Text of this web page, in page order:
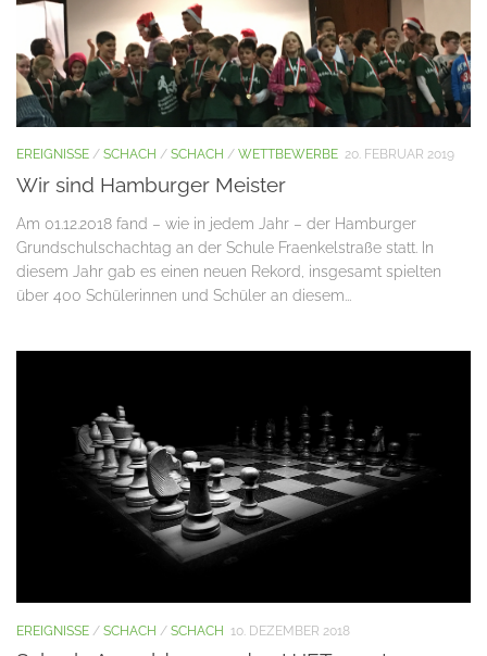
EREIGNISSE / SCHACH / SCHACH / WETTBEWERBE 20. FEBRUAR 2019
Wir sind Hamburger Meister
Am 01.12.2018 fand – wie in jedem Jahr – der Hamburger
Grundschulschachtag an der Schule Fraenkelstraße statt. In
diesem Jahr gab es einen neuen Rekord, insgesamt spielten
über 400 Schülerinnen und Schüler an diesem...
EREIGNISSE / SCHACH / SCHACH 10. DEZEMBER 2018